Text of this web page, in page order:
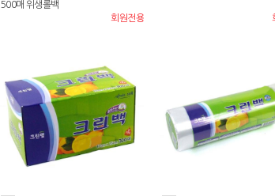
500매 위생롤백
회원전용